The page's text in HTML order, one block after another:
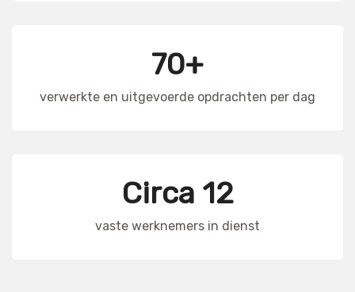
70+
verwerkte en uitgevoerde opdrachten per dag
Circa 12
vaste werknemers in dienst